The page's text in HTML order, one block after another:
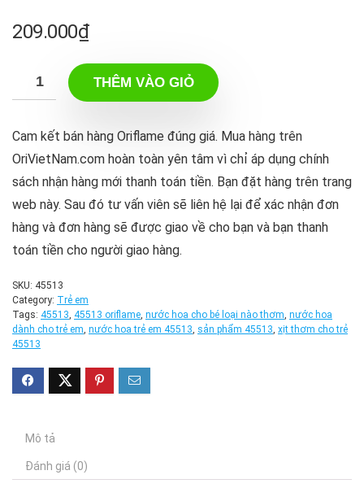
209.000₫
THÊM VÀO GIỎ
Cam kết bán hàng Oriflame đúng giá. Mua hàng trên
OriVietNam.com hoàn toàn yên tâm vì chỉ áp dụng chính
sách nhận hàng mới thanh toán tiền. Bạn đặt hàng trên trang
web này. Sau đó tư vấn viên sẽ liên hệ lại để xác nhận đơn
hàng và đơn hàng sẽ được giao về cho bạn và bạn thanh
toán tiền cho người giao hàng.
SKU: 45513
Category: Trẻ em
Tags: 45513, 45513 oriflame, nước hoa cho bé loại nào thơm, nước hoa
dành cho trẻ em, nước hoa trẻ em 45513, sản phẩm 45513, xịt thơm cho trẻ
45513
Mô tả
Đánh giá (0)